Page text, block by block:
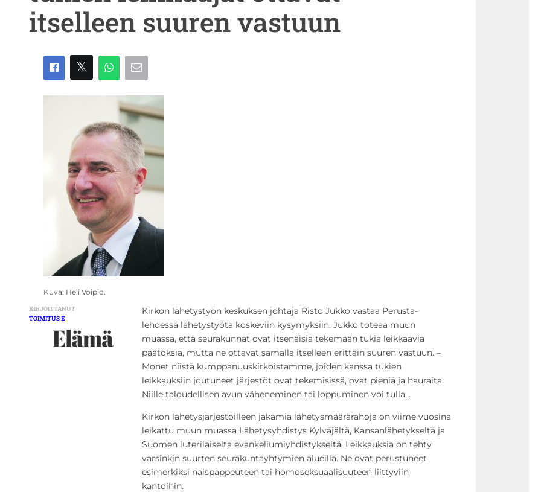
itselleen suuren vastuun
Kuva: Heli Voipio.
KIRJOITTANUT
TOIMITUS E
Kirkon lähetystyön keskuksen johtaja Risto Jukko vastaa Perusta-
lehdessä lähetystyötä koskeviin kysymyksiin. Jukko toteaa muun
muassa, että seurakunnat ovat itsenäisiä tekemään tukia leikkaavia
päätöksiä, mutta ne ottavat samalla itselleen erittäin suuren vastuun. –
Monet niistä kumppanuuskirkoistamme, joiden kanssa tukien
leikkauksiin joutuneet järjestöt ovat tekemisissä, ovat pieniä ja hauraita.
Niille taloudellisen avun väheneminen tai loppuminen voi tulla…
Kirkon lähetysjärjestöilleen jakamia lähetysmäärärahoja on viime vuosina
leikattu muun muassa Lähetysyhdistys Kylväjältä, Kansanlähetykseltä ja
Suomen luterilaiselta evankeliumiyhdistykseltä. Leikkauksia on tehty
varsinkin suurten seurakuntayhtymien alueilla. Ne ovat perustuneet
esimerkiksi naispappeuteen tai homoseksuaalisuuteen liittyviin
kantoihin.